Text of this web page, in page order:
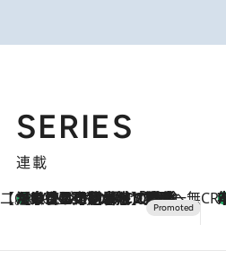
SERIES
連載
【CREA×星野リゾート】唯一無二。癒しと発見が待つ場所へ
2026.8.7
【トンボの足水浴】ヒノキの香りに包まれて涼感マックス！約13℃の湧水かけ流しを避暑地「星野温泉 トンボの湯」で体験 「